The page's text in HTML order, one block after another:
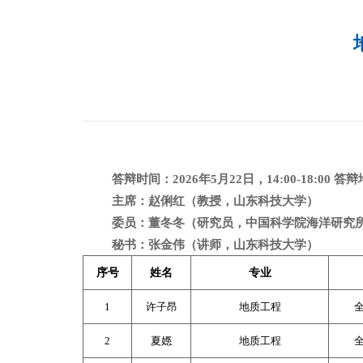
答辩时间： 2026年5 月 22 日， 14:00-18:00 答辩
主席：赵俐红（教授，山东科技大学）
委员：董冬冬（研究员，中国科学院海洋研究
秘书：张金伟（讲师，山东科技大学）
序号 姓名 专业
1 许子昂 地质工程
2 夏嫕 地质工程